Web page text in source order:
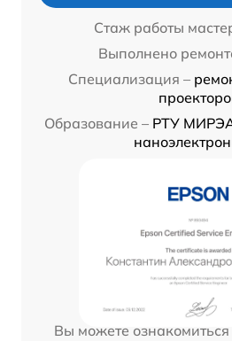
Стаж работы
Выполнено
Специализация –
Образование – РТУ
Вы можете